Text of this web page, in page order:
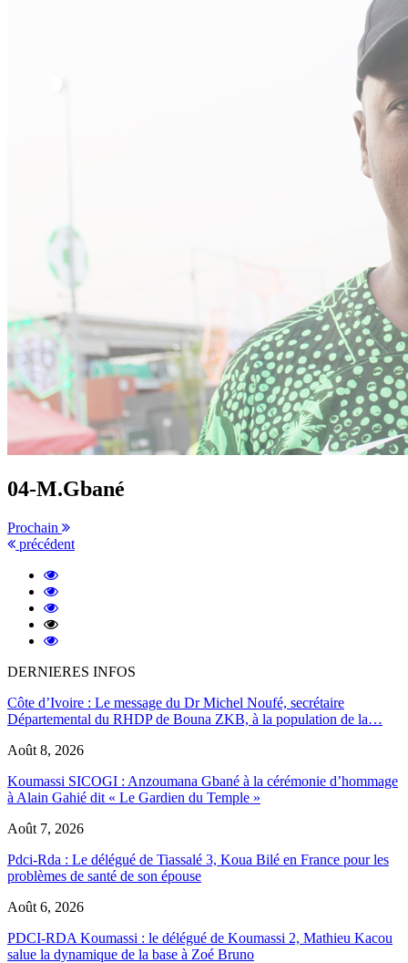
04-M.Gbané
Prochain
précédent
DERNIERES INFOS
Côte d’Ivoire : Le message du Dr Michel Noufé, secrétaire
Départemental du RHDP de Bouna ZKB, à la population de la…
Août 8, 2026
Koumassi SICOGI : Anzoumana Gbané à la cérémonie d’hommage
à Alain Gahié dit « Le Gardien du Temple »
Août 7, 2026
Pdci-Rda : Le délégué de Tiassalé 3, Koua Bilé en France pour les
problèmes de santé de son épouse
Août 6, 2026
PDCI-RDA Koumassi : le délégué de Koumassi 2, Mathieu Kacou
salue la dynamique de la base à Zoé Bruno